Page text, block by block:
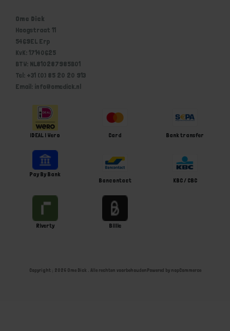
Ome Dick
Hoogstraat 11
5469EL Erp
KvK: 17140625
BTW: NL810287985B01
Tel: +31 (0) 85 20 20 913
Email: info@omedick.nl
iDEAL | Wero Card Bank transfer
Pay By Bank
Bancontact
KBC / CBC
Riverty Billie
Copyright ; 2026 Ome Dick . Alle rechten voorbehoudenPowered by nopCommerce